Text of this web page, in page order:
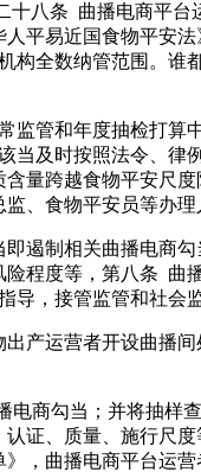
八条 曲播电商平台
平易近国食物平安
构全数纳管范围。谁
管和年度抽检打算
当及时按照法令、律
量跨越食物平安尺
、食物平安员等办理
遏制相关曲播电商勾
程度等，第八条 曲
，接管监管和社会监
运营者开设曲播间
商勾当；并将抽样
证、质量、施行尺
，曲播电商平台运